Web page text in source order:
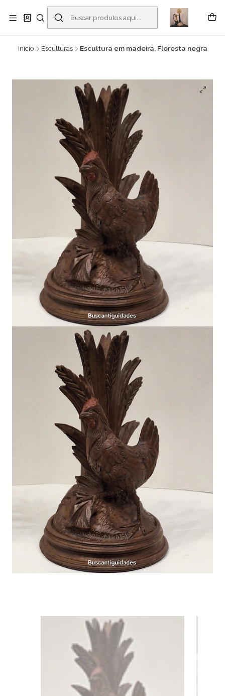
Buscantiguidades - Leilões. Colecionismo e antiguidades em Viana do
Castelo -
Leia mais
Início Esculturas Escultura em madeira, Floresta negra